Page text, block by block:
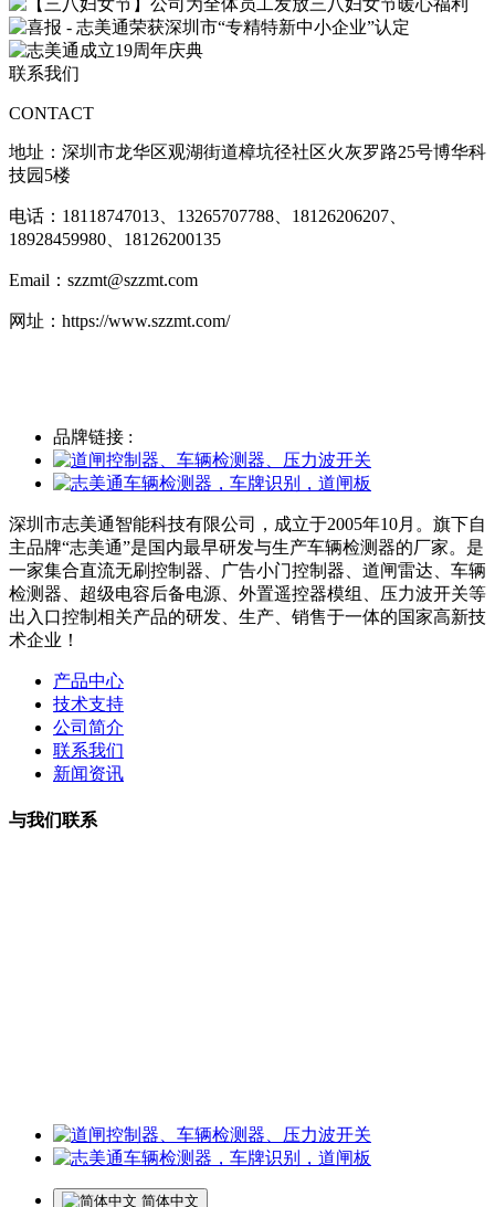
联系我们
CONTACT
地址： 深圳市龙华区观湖街道樟坑径社区火灰罗路25号博华科
技园5楼
电话：18118747013、 13265707788、18126206207、
18928459980、18126200135
Email：szzmt@szzmt.com
网址：https://www.szzmt.com/
品牌链接 :
深圳市志美通智能科技有限公司，成立于2005年10月。旗下自
主品牌“志美通”是国内最早研发与生产车辆检测器的厂家。是
一家集合直流无刷控制器、广告小门控制器、道闸雷达、车辆
检测器、超级电容后备电源、外置遥控器模组、压力波开关等
出入口控制相关产品的研发、生产、销售于一体的国家高新技
术企业！
产品中心
技术支持
公司简介
联系我们
新闻资讯
与我们联系
简体中文